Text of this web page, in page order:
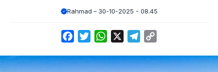
Rahmad 30-10-2025 - 08.45
FacebookTwitterWhatsApp Telegram